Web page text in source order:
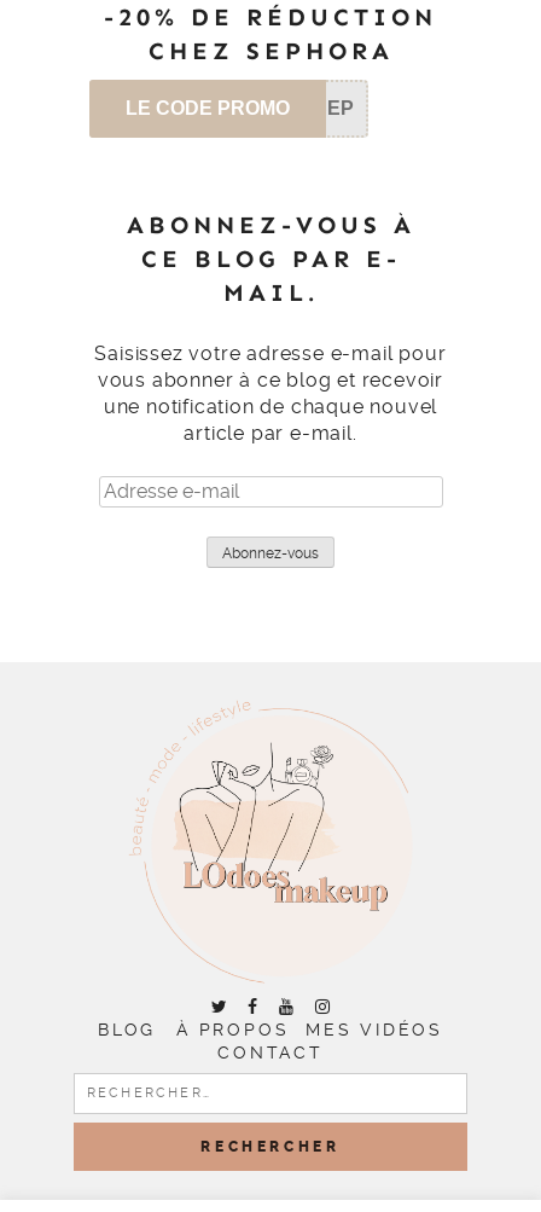
-20% DE RÉDUCTION
CHEZ SEPHORA
LE CODE PROMO SEP
ABONNEZ-VOUS À
CE BLOG PAR E-
MAIL.
Saisissez votre adresse e-mail pour
vous abonner à ce blog et recevoir
une notification de chaque nouvel
article par e-mail.
Adresse
e-
Abonnez-vous
BLOG À PROPOS
MES VIDÉOS
CONTACT
RECHERCHER :